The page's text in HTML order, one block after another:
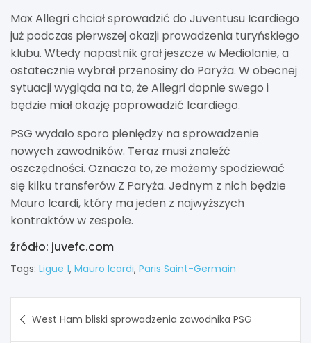
Max Allegri chciał sprowadzić do Juventusu Icardiego
już podczas pierwszej okazji prowadzenia turyńskiego
klubu. Wtedy napastnik grał jeszcze w Mediolanie, a
ostatecznie wybrał przenosiny do Paryża. W obecnej
sytuacji wygląda na to, że Allegri dopnie swego i
będzie miał okazję poprowadzić Icardiego.
PSG wydało sporo pieniędzy na sprowadzenie
nowych zawodników. Teraz musi znaleźć
oszczędności. Oznacza to, że możemy spodziewać
się kilku transferów Z Paryża. Jednym z nich będzie
Mauro Icardi, który ma jeden z najwyższych
kontraktów w zespole.
źródło: juvefc.com
Tags: Ligue 1, Mauro Icardi, Paris Saint-Germain
wpisu
West Ham bliski sprowadzenia zawodnika PSG